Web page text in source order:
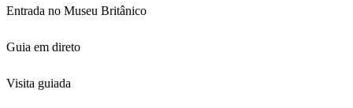
Entrada no Museu Britânico
Guia em direto
Visita guiada